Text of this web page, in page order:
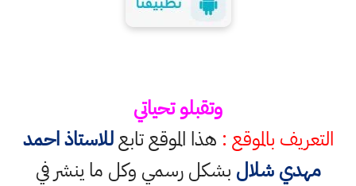
وتقبلو تحياتي
التعريف بالموقع : هذا الموقع تابعللاستاذ احمد
مهدي شلال بشكل رسمي وكل ما ينشر في